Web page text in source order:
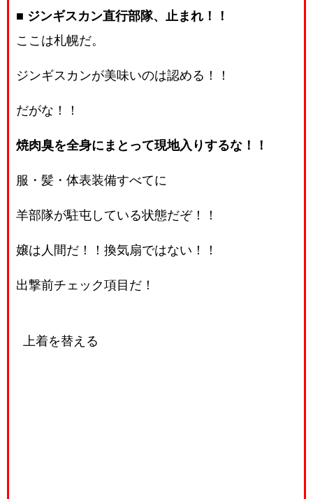
■ ジンギスカン直行部隊、止まれ！！
ここは札幌だ。
ジンギスカンが美味いのは認める！！
だがな！！
焼肉臭を全身にまとって現地入りするな！！
服・髪・体表装備すべてに
羊部隊が駐屯している状態だぞ！！
嬢は人間だ！！換気扇ではない！！
出撃前チェック項目だ！
上着を替える